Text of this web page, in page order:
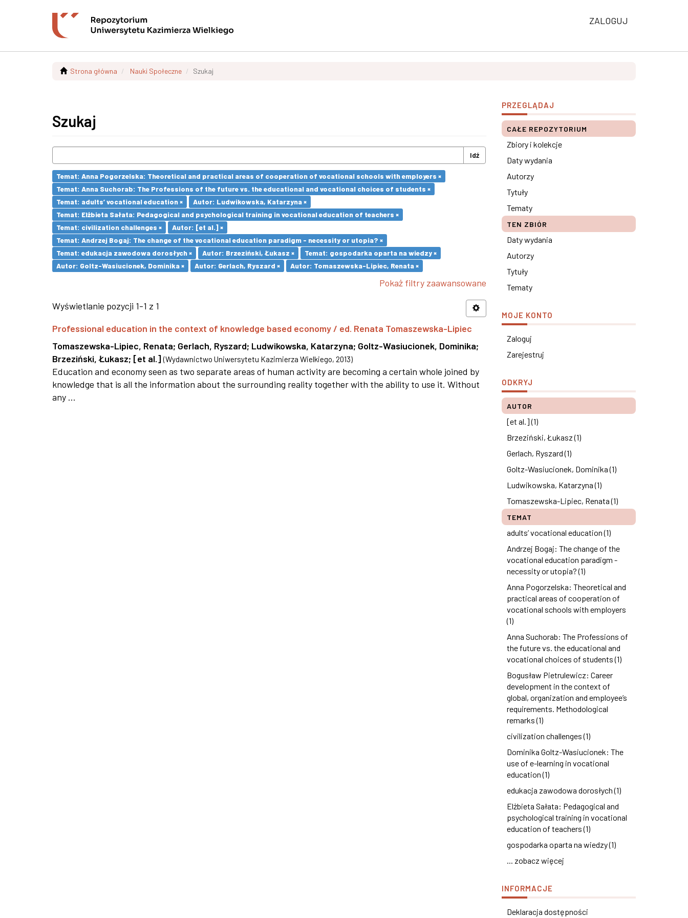
ZALOGUJ
Strona główna Nauki Społeczne Szukaj
Szukaj
Idź
Temat: Anna Pogorzelska: Theoretical and practical areas of cooperation of vocational schools with employers ×
Temat: Anna Suchorab: The Professions of the future vs. the educational and vocational choices of students ×
Temat: adults’ vocational education ×
Autor: Ludwikowska, Katarzyna ×
Temat: Elżbieta Sałata: Pedagogical and psychological training in vocational education of teachers ×
Temat: civilization challenges ×
Autor: [et al.] ×
Temat: Andrzej Bogaj: The change of the vocational education paradigm - necessity or utopia? ×
Temat: edukacja zawodowa dorosłych ×
Autor: Brzeziński, Łukasz ×
Temat: gospodarka oparta na wiedzy ×
Autor: Goltz-Wasiucionek, Dominika ×
Autor: Gerlach, Ryszard × Autor: Tomaszewska-Lipiec, Renata ×
Pokaż filtry zaawansowane
Wyświetlanie pozycji 1-1 z 1
Professional education in the context of knowledge based economy / ed. Renata Tomaszewska-Lipiec
Tomaszewska-Lipiec, Renata; Gerlach, Ryszard; Ludwikowska, Katarzyna; Goltz-Wasiucionek, Dominika;
Brzeziński, Łukasz; [et al.] (Wydawnictwo Uniwersytetu Kazimierza Wielkiego, 2013)
Education and economy seen as two separate areas of human activity are becoming a certain whole joined by
knowledge that is all the information about the surrounding reality together with the ability to use it. Without
any ...
PRZEGLĄDAJ
CAŁE REPOZYTORIUM
Zbiory i kolekcje
Daty wydania
Autorzy
Tytuły
Tematy
TEN ZBIÓR
Daty wydania
Autorzy
Tytuły
Tematy
MOJE KONTO
Zaloguj
Zarejestruj
ODKRYJ
AUTOR
[et al.] (1)
Brzeziński, Łukasz (1)
Gerlach, Ryszard (1)
Goltz-Wasiucionek, Dominika (1)
Ludwikowska, Katarzyna (1)
Tomaszewska-Lipiec, Renata (1)
TEMAT
adults’ vocational education (1)
Andrzej Bogaj: The change of the
vocational education paradigm -
necessity or utopia? (1)
Anna Pogorzelska: Theoretical and
practical areas of cooperation of
vocational schools with employers
(1)
Anna Suchorab: The Professions of
the future vs. the educational and
vocational choices of students (1)
Bogusław Pietrulewicz: Career
development in the context of
global, organization and employee’s
requirements. Methodological
remarks (1)
civilization challenges (1)
Dominika Goltz-Wasiucionek: The
use of e-learning in vocational
education (1)
edukacja zawodowa dorosłych (1)
Elżbieta Sałata: Pedagogical and
psychological training in vocational
education of teachers (1)
gospodarka oparta na wiedzy (1)
... zobacz więcej
INFORMACJE
Deklaracja dostępności